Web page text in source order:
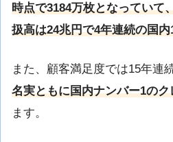
時点で3184万枚となっていて
扱高は24兆円で4年連続の国
また、顧客満足度では15年連
名実ともに国内ナンバー1の
ます。